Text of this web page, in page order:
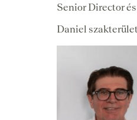
Senior Director
Daniel